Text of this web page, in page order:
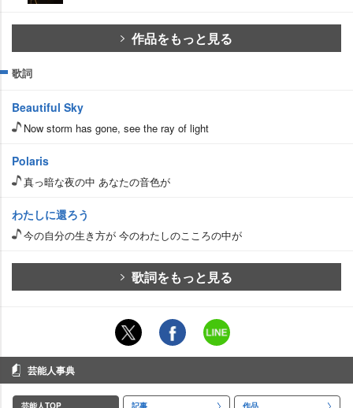
作品をもっと見る
歌詞
Beautiful Sky
Now storm has gone, see the ray of light
Polaris
真っ暗な夜の中 あなたの音色が
わたしに還ろう
今の自分の生き方が 今のわたしのこころの中が
歌詞をもっと見る
芸能人事典
芸能人TOP 記事 作品